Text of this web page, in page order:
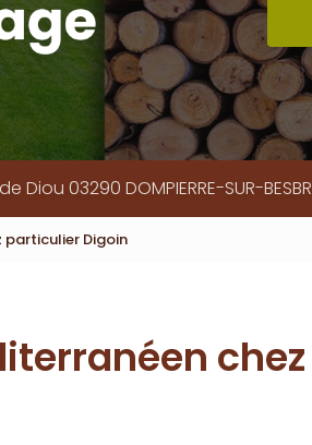
Diou 03290 DOMPIERRE-SUR-
particulier Digoin